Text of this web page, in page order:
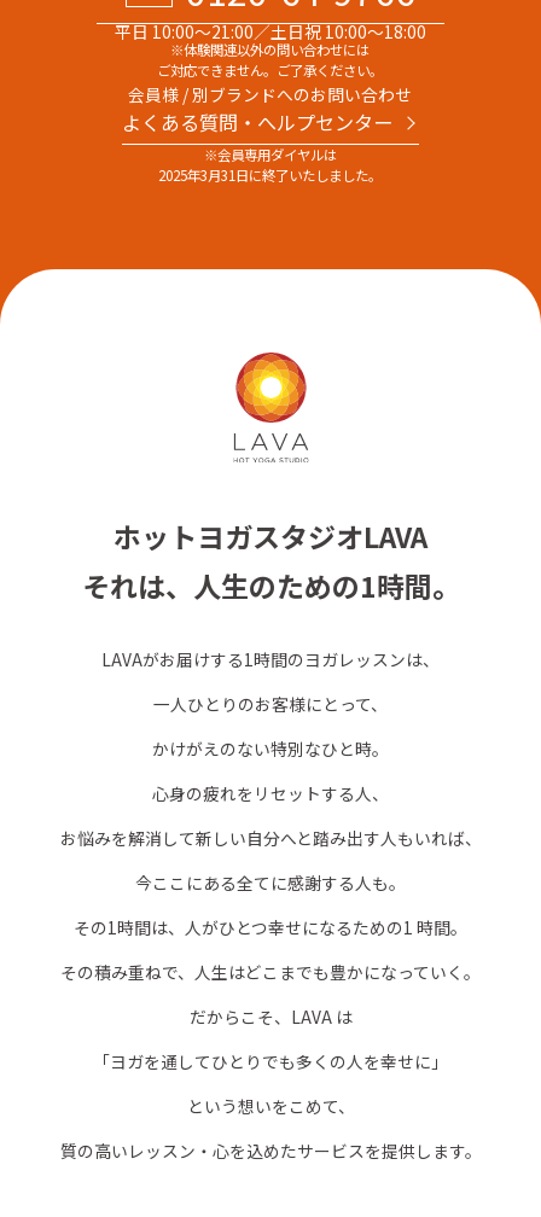
平日 10:00～21:00／土日祝 10:00～18:00
※体験関連以外の問い合わせには
ご対応できません。ご了承ください。
会員様 / 別ブランドへのお問い合わせ
よくある質問・へルプセンター
※会員専用ダイヤルは
2025年3月31日に終了いたしました。
ホットヨガスタジオLAVA
それは、人生のための1時間。
LAVAがお届けする1時間のヨガレッスンは、
一人ひとりのお客様にとって、
かけがえのない特別なひと時。
心身の疲れをリセットする人、
お悩みを解消して新しい自分へと踏み出す人もいれば、
今ここにある全てに感謝する人も。
その1時間は、人がひとつ幸せになるための1 時間。
その積み重ねで、人生はどこまでも豊かになっていく。
だからこそ、LAVA は
「ヨガを通してひとりでも多くの人を幸せに」
という想いをこめて、
質の高いレッスン・心を込めたサービスを提供します。